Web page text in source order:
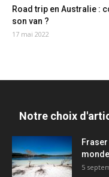
Road trip en Australie :
son van ?
17 mai 2022
Notre choix
monde
5